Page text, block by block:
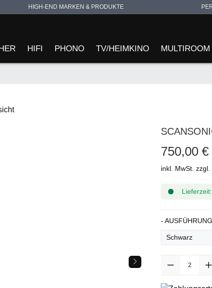
HIGH-END MARKEN & PRODUKTE
HIFI PHONO TV/HEIMKINO MULTIROOM
750,00 €
inkl. MwSt.
-